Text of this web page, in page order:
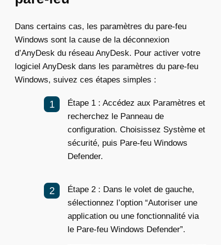
Dans certains cas, les paramètres du pare-feu
Windows sont la cause de la déconnexion
d’AnyDesk du réseau AnyDesk. Pour activer votre
logiciel AnyDesk dans les paramètres du pare-feu
Windows, suivez ces étapes simples :
Étape 1 : Accédez aux Paramètres et
recherchez le Panneau de
configuration. Choisissez Système et
sécurité, puis Pare-feu Windows
Defender.
Étape 2 : Dans le volet de gauche,
sélectionnez l’option “Autoriser une
application ou une fonctionnalité via
le Pare-feu Windows Defender”.